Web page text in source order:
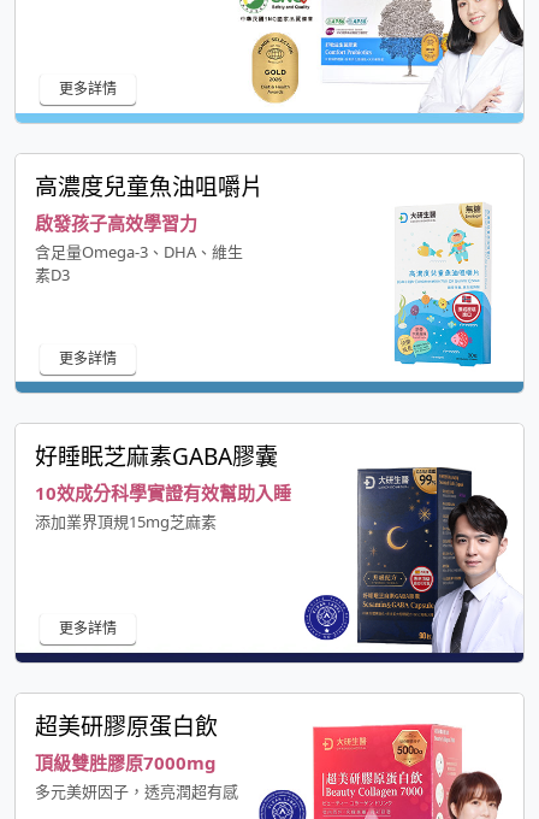
更多詳情
高濃度兒童魚油咀嚼片
啟發孩子高效學習力
含足量Omega-3、DHA、維生
素D3
更多詳情
好睡眠芝麻素GABA膠囊
10效成分科學實證有效幫助入睡
添加業界頂規15mg芝麻素
更多詳情
超美研膠原蛋白飲
頂級雙胜膠原7000mg
多元美妍因子，透亮潤超有感